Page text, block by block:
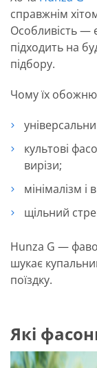
справжнім
Особливість —
підходить на
підбору.
Чому їх
культові
вирізи;
мінімалізм і
щільний
Hunza G —
шукає
поїздку.
Які